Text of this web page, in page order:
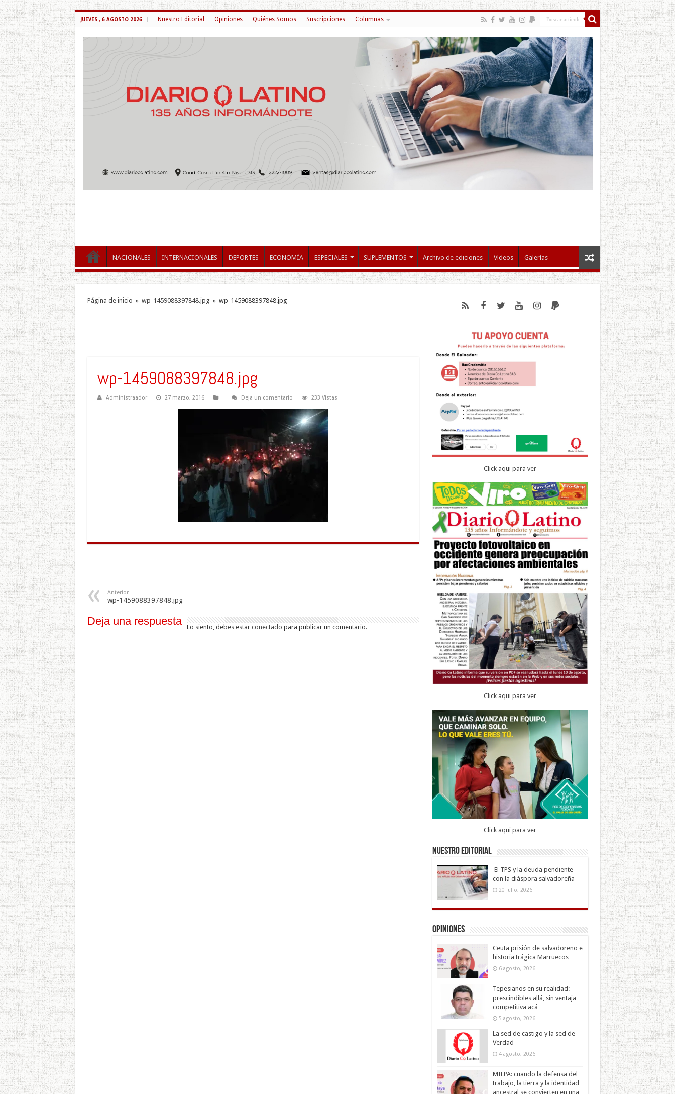
JUEVES , 6 AGOSTO 2026 Nuestro Editorial Opiniones Quiénes Somos Suscripciones Columnas
NACIONALES INTERNACIONALES DEPORTES ECONOMÍA ESPECIALES SUPLEMENTOS Archivo de ediciones Videos Galerías
Página de inicio » wp-1459088397848.jpg » wp-1459088397848.jpg
wp-1459088397848.jpg
Administraador 27 marzo, 2016 Deja un comentario 233 Vistas
Anterior
wp-1459088397848.jpg
Deja una respuesta Lo siento, debes estar conectado para publicar un comentario.
Click aqui para ver
Click aqui para ver
Click aqui para ver
Nuestro Editorial
El TPS y la deuda pendiente
con la diáspora salvadoreña
20 julio, 2026
Opiniones
Ceuta prisión de salvadoreño e
historia trágica Marruecos
6 agosto, 2026
Tepesianos en su realidad:
prescindibles allá, sin ventaja
competitiva acá
5 agosto, 2026
La sed de castigo y la sed de
Verdad
4 agosto, 2026
MILPA: cuando la defensa del
trabajo, la tierra y la identidad
ancestral se convierten en una